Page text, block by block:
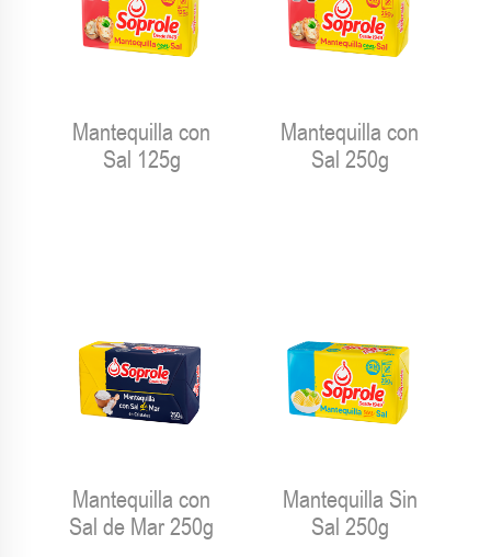
Mantequilla con
Sal 125g
Mantequilla con
Sal 250g
Mantequilla con
Sal de Mar 250g
Mantequilla Sin
Sal 250g